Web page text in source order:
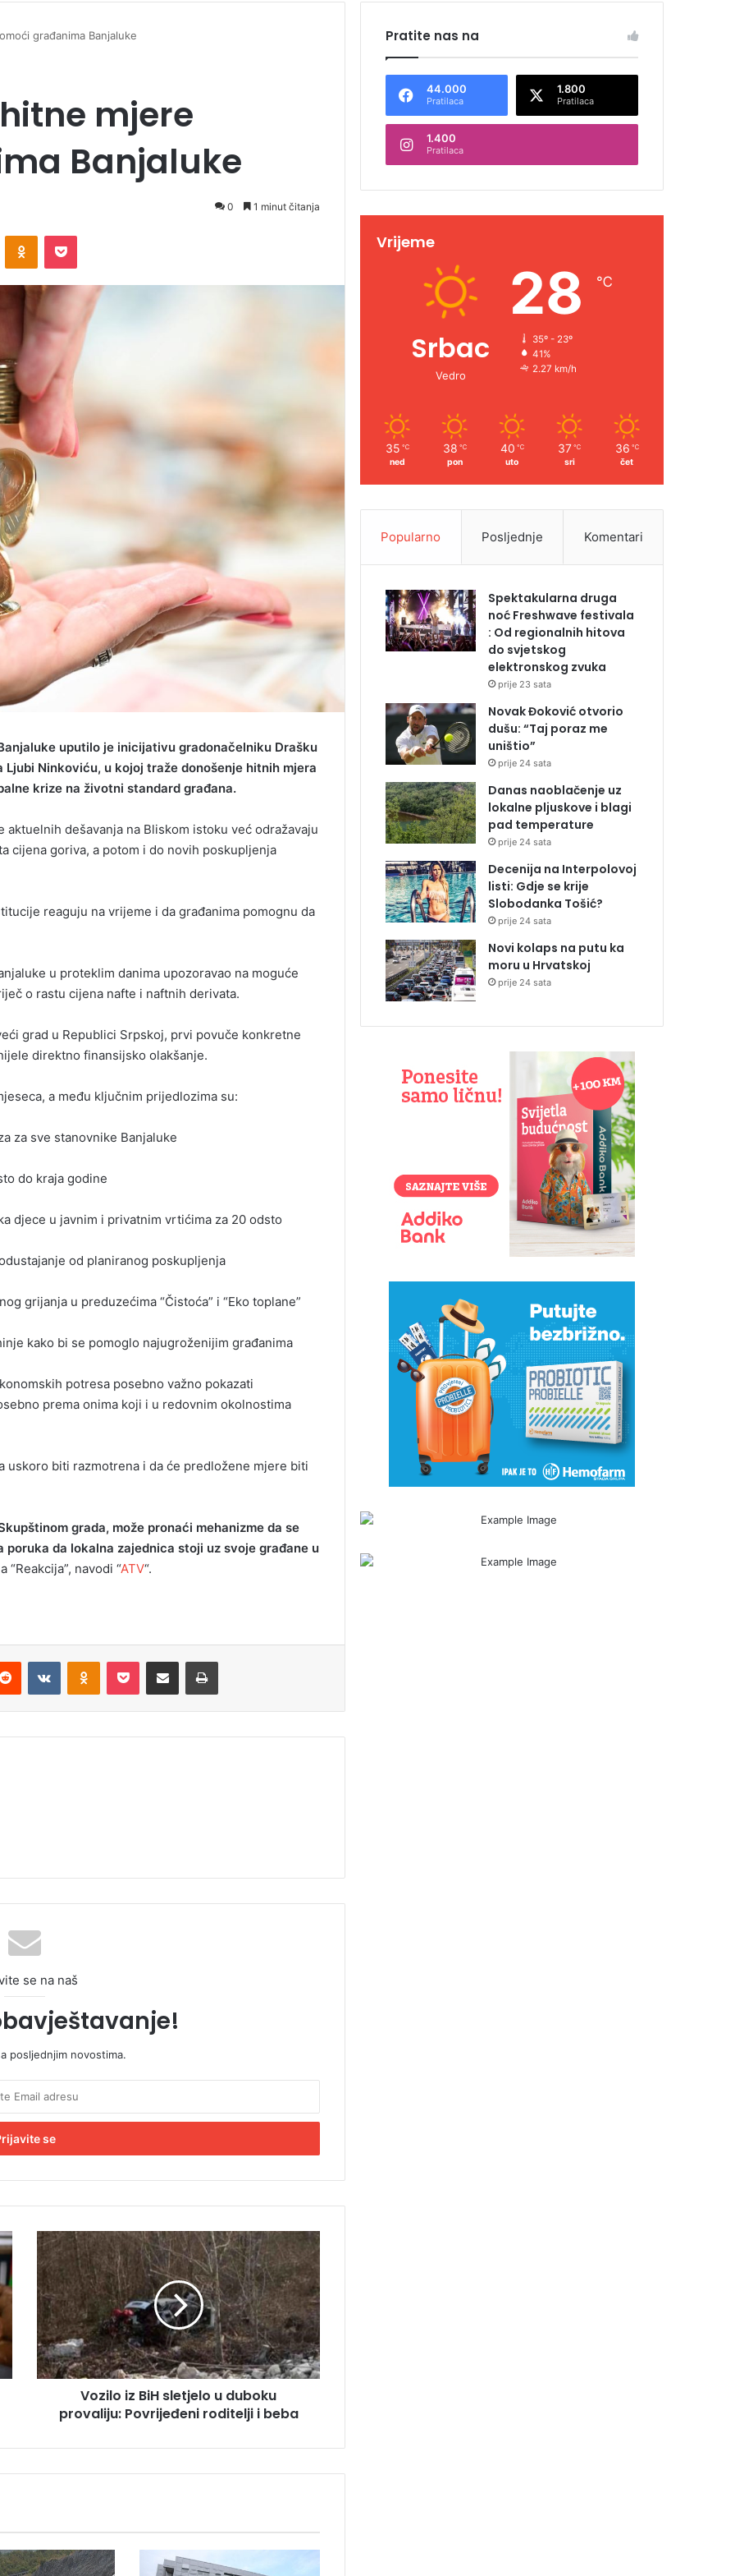
građanima Banjaluke
mjere
Banjaluke
0 1 minut čitanja
uputilo je inicijativu gradonačelniku Drašku
Ninkoviću, u kojoj traže donošenje hitnih mjera
krize na životni standard građana.
dešavanja na Bliskom istoku već odražavaju
cijena goriva, a potom i do novih poskupljenja
reaguju na vrijeme i da građanima pomognu da
u proteklim danima upozoravao na moguće
o rastu cijena nafte i naftnih derivata.
grad u Republici Srpskoj, prvi povuče konkretne
direktno finansijsko olakšanje.
a među ključnim prijedlozima su:
za sve stanovnike Banjaluke
do kraja godine
djece u javnim i privatnim vrtićima za 20 odsto
od planiranog poskupljenja
grijanja u preduzećima “Čistoća” i “Eko toplane”
kako bi se pomoglo najugroženijim građanima
potresa posebno važno pokazati
prema onima koji i u redovnim okolnostima
uskoro biti razmotrena i da će predložene mjere biti
grada, može pronaći mehanizme da se
da lokalna zajednica stoji uz svoje građane u
navodi “ATV“.
se na naš
posljednjim novostima.
V
i
o
i
z
B
l
l
o
u
Vozilo iz BiH sletjelo u duboku
provaliju: Povrijeđeni roditelji i beba
Pratite nas na
44.000
Pratilaca
1.800
Pratilaca
1.400
Pratilaca
Vrijeme
Srbac
Vedro
28 ℃
35º - 23º
41%
2.27 km/h
35 ℃
ned
38 ℃
pon
40 ℃
uto
37 ℃
sri
36 ℃
čet
Popularno Posljednje Komentari
Spektakularna druga
noć Freshwave festivala
: Od regionalnih hitova
do svjetskog
elektronskog zvuka
prije 23 sata
Novak Đoković otvorio
dušu: “Taj poraz me
uništio”
prije 24 sata
Danas naoblačenje uz
lokalne pljuskove i blagi
pad temperature
prije 24 sata
Decenija na Interpolovoj
listi: Gdje se krije
Slobodanka Tošić?
prije 24 sata
Novi kolaps na putu ka
moru u Hrvatskoj
prije 24 sata